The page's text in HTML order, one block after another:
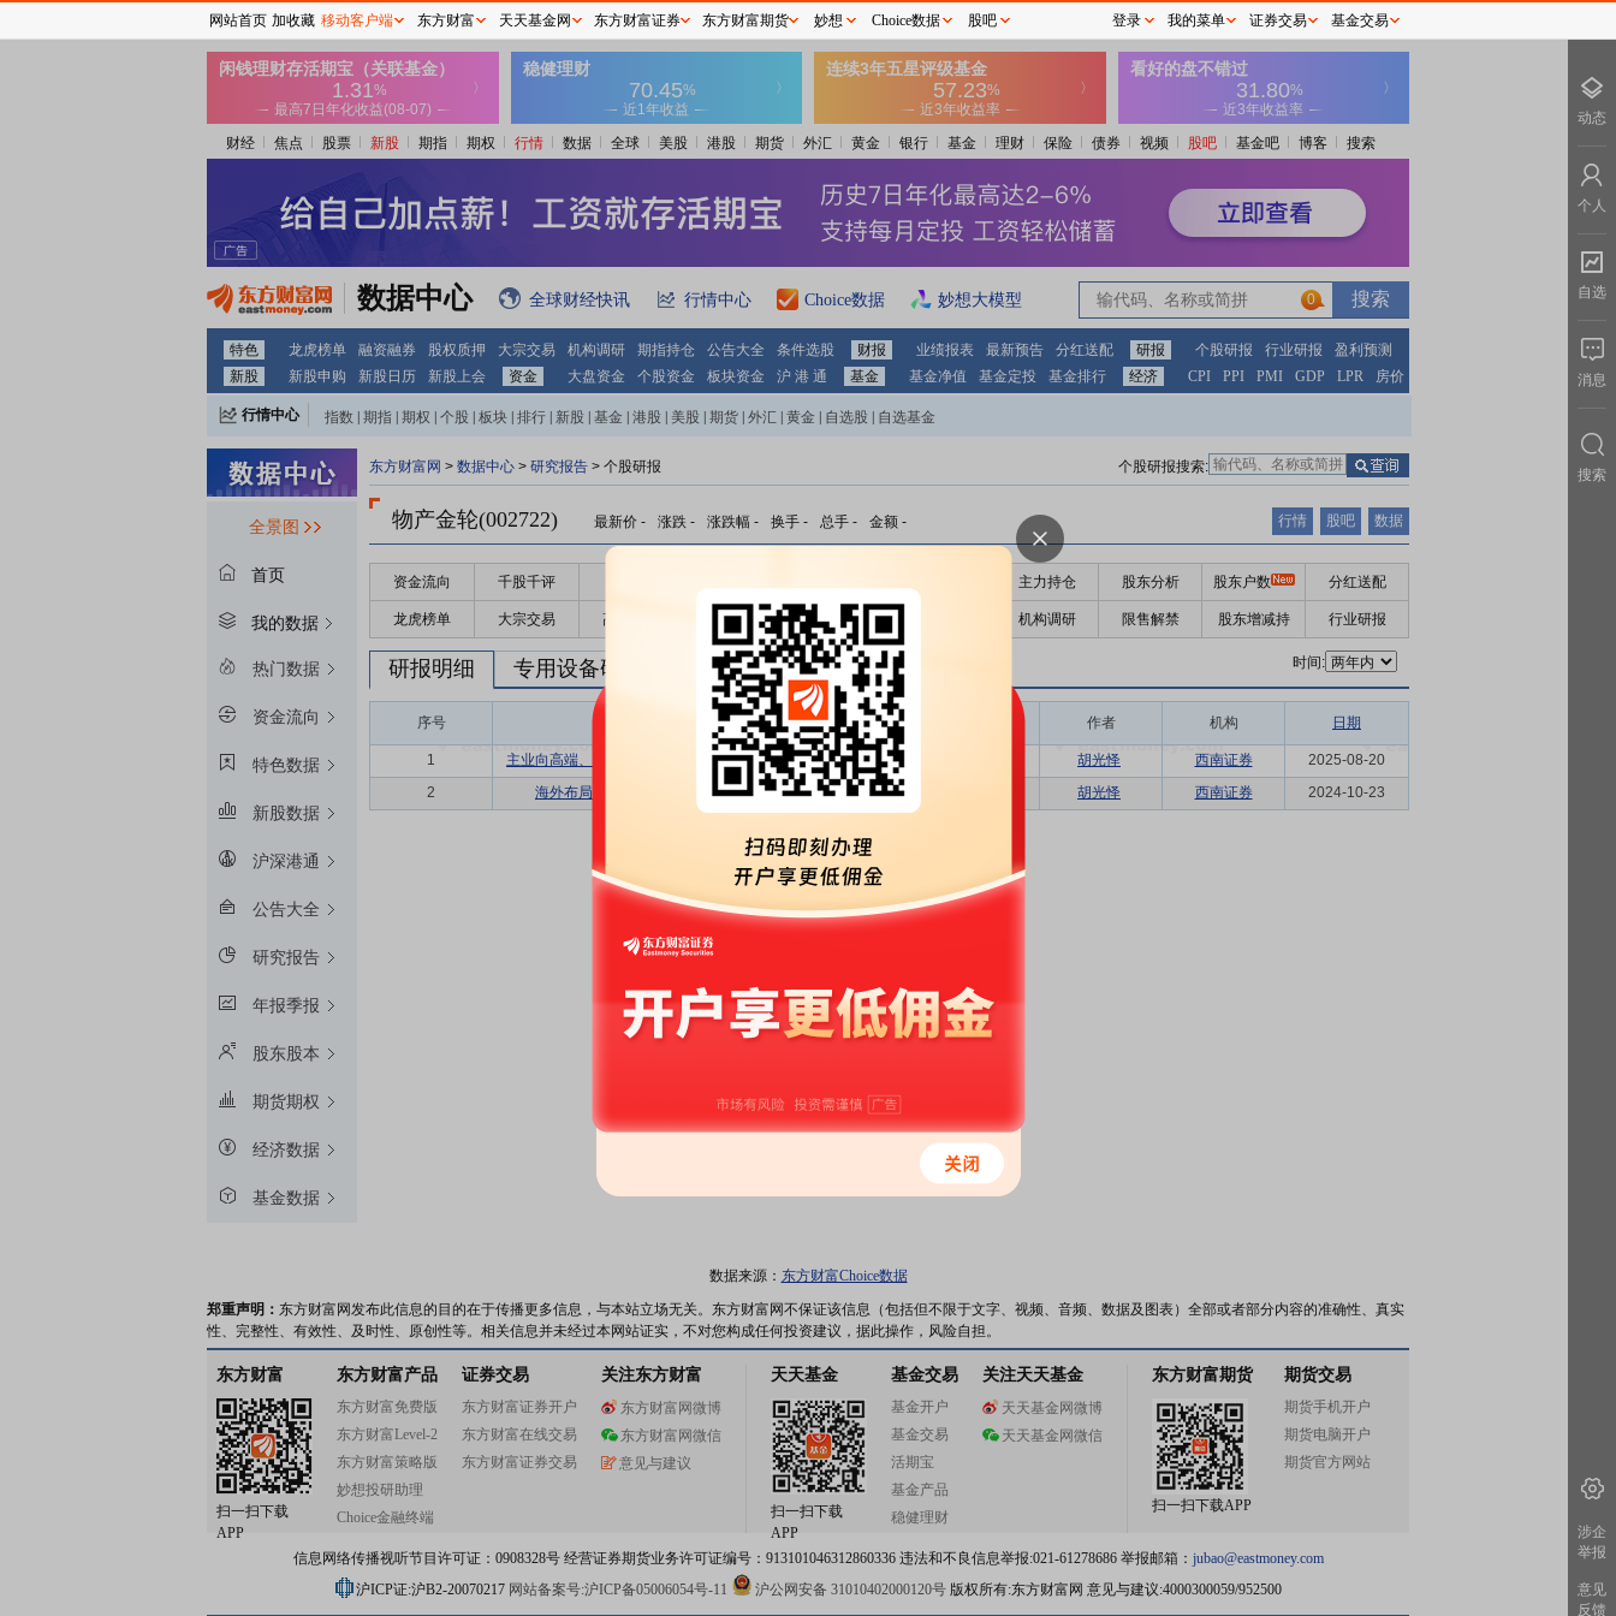
财经 焦点 股票 新股 期指 期权 行情 数据 全球 美股 港股 期货 外汇 黄金 银行 基金 理财 保险 债券 视频 股吧 基金吧 博客 搜索
数据中心 全球财经快讯 行情中心 Choice数据 妙想大模型 0
特色 龙虎榜单 融资融券 股权质押 大宗交易 机构调研 期指持仓 公告大全 条件选股 财报 业绩报表 最新预告 分红送配 研报 个股研报 行业研报
盈利预测
新股
新股申购 新股日历 新股上会 资金 大盘资金 个股资金 板块资金 沪 港 通 基金 基金净值 基金定投 基金排行 经济 CPI PPI PMI GDP LPR 房价
行情中心 指数 期指 期权 个股 板块 排行 新股 基金 港股 美股 期货 外汇 黄金 自选股 自选基金
全景图
首页
我的数据
热门数据
资金流向
特色数据
新股数据
沪深港通
公告大全
研究报告
年报季报
股东股本
期货期权
经济数据
基金数据
东方财富网 > 数据中心 > 研究报告 > 个股研报 个股研报搜索:
物产金轮(002722) 最新价 - 涨跌 - 涨跌幅 - 换手 - 总手 - 金额 - 行情 股吧 数据
资金流向 千股千评 主力持仓 股东分析 股东户数 分红送配
龙虎榜单 大宗交易 高管持股 股东大会 个股研报 机构调研 限售解禁 股东增减持 行业研报
时间:
研报明细 专用设备研报 专用设备盈利预测
序号
东财
评级
作者 机构 日期
1 主业向高端、海外发展，延伸业务势头良好 胡光怿 西南证券
2025-08-20
2
海外布局添动力，砥砺前行展新姿 - 胡光怿 西南证券 2024-10-23
数据来源： 东方财富Choice数据
郑重声明： 东方财富网发布此信息的目的在于传播更多信息，与本站立场无关。东方财富网不保证该信息（包括但不限于文字、视频、音频、数据及图表）全部或者部分内容的准确性、真实
性、完整性、有效性、及时性、原创性等。相关信息并未经过本网站证实，不对您构成任何投资建议，据此操作，风险自担。
东方财富
扫一扫下载
APP
东方财富产品
东方财富免费版
东方财富Level-2
东方财富策略版
妙想投研助理
Choice金融终端
证券交易
东方财富证券开户
东方财富在线交易
东方财富证券交易
关注东方财富
东方财富网微博
东方财富网微信
意见与建议
天天基金
扫一扫下载
APP
基金交易
基金开户
基金交易
活期宝
基金产品
稳健理财
关注天天基金
天天基金网微博
天天基金网微信
东方财富期货
扫一扫下载APP
期货交易
期货手机开户
期货电脑开户
期货官方网站
信息网络传播视听节目许可证：0908328号 经营证券期货业务许可证编号：913101046312860336 违法和不良信息举报:021-61278686 举报邮箱： jubao@eastmoney.com
沪ICP证:沪B2-20070217 网站备案号:沪ICP备05006054号-11 沪公网安备 31010402000120号版权所有:东方财富网 意见与建议:4000300059/952500
网站首页 加收藏 移动客户端 东方财富 天天基金网 东方财富证券 东方财富期货 妙想 Choice数据 股吧 登录 我的菜单 证券交易 基金交易
动态
个人
自选
消息
搜索
涉企
举报
意见
反馈